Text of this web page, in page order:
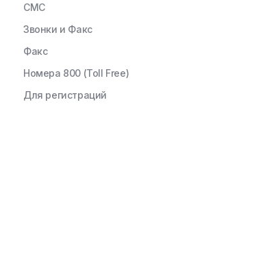
СМС
Звонки и Факс
Факс
Номера 800 (Toll Free)
Для регистраций